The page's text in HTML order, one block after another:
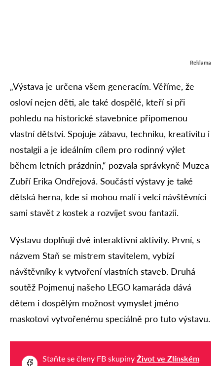
Reklama
„Výstava je určena všem generacím. Věříme, že
osloví nejen děti, ale také dospělé, kteří si při
pohledu na historické stavebnice připomenou
vlastní dětství. Spojuje zábavu, techniku, kreativitu i
nostalgii a je ideálním cílem pro rodinný výlet
během letních prázdnin,“ pozvala správkyně Muzea
Zubří Erika Ondřejová. Součástí výstavy je také
dětská herna, kde si mohou malí i velcí návštěvníci
sami stavět z kostek a rozvíjet svou fantazii.
Výstavu doplňují dvě interaktivní aktivity. První, s
názvem Staň se mistrem stavitelem, vybízí
návštěvníky k vytvoření vlastních staveb. Druhá
soutěž Pojmenuj našeho LEGO kamaráda dává
dětem i dospělým možnost vymyslet jméno
maskotovi vytvořenému speciálně pro tuto výstavu.
Staňte se členy FB skupiny Život ve Zlínském